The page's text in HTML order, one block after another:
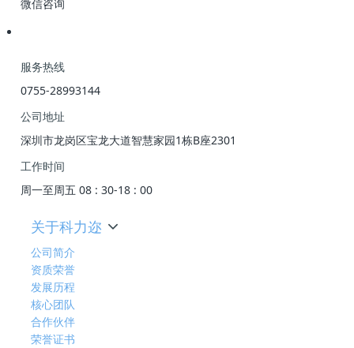
微信咨询
服务热线
0755-28993144
公司地址
深圳市龙岗区宝龙大道智慧家园1栋B座2301
工作时间
周一至周五 08 : 30-18 : 00
关于科力迩
公司简介
资质荣誉
发展历程
核心团队
合作伙伴
荣誉证书